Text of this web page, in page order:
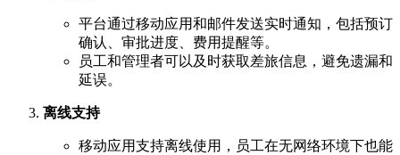
平台通过移动应用和邮件发送实时通知，包括预订
确认、审批进度、费用提醒等。
员工和管理者可以及时获取差旅信息，避免遗漏和
延误。
离线支持
移动应用支持离线使用，员工在无网络环境下也能